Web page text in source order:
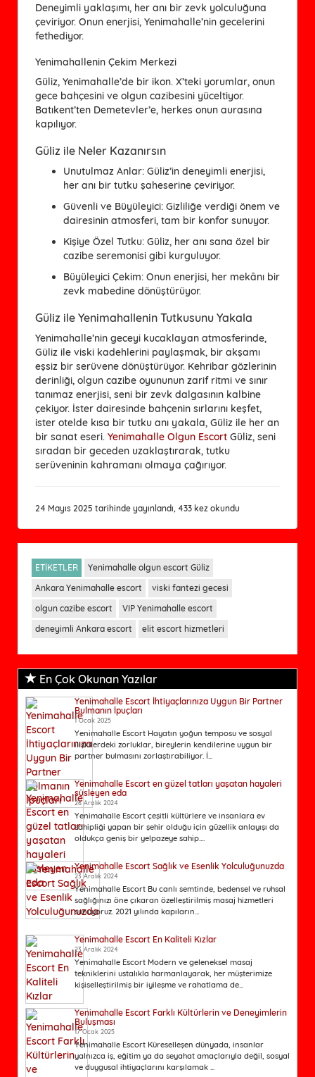
Deneyimli yaklaşımı, her anı bir zevk yolculuğuna
çeviriyor. Onun enerjisi, Yenimahalle’nin gecelerini
fethediyor.
Yenimahallenin Çekim Merkezi
Güliz, Yenimahalle’de bir ikon. X’teki yorumlar, onun
gece bahçesini ve olgun cazibesini yüceltiyor.
Batıkent’ten Demetevler’e, herkes onun aurasına
kapılıyor.
Güliz ile Neler Kazanırsın
Unutulmaz Anlar: Güliz’in deneyimli enerjisi,
her anı bir tutku şaheserine çeviriyor.
Güvenli ve Büyüleyici: Gizliliğe verdiği önem ve
dairesinin atmosferi, tam bir konfor sunuyor.
Kişiye Özel Tutku: Güliz, her anı sana özel bir
cazibe seremonisi gibi kurguluyor.
Büyüleyici Çekim: Onun enerjisi, her mekânı bir
zevk mabedine dönüştürüyor.
Güliz ile Yenimahallenin Tutkusunu Yakala
Yenimahalle’nin geceyi kucaklayan atmosferinde,
Güliz ile viski kadehlerini paylaşmak, bir akşamı
eşsiz bir serüvene dönüştürüyor. Kehribar gözlerinin
derinliği, olgun cazibe oyununun zarif ritmi ve sınır
tanımaz enerjisi, seni bir zevk dalgasının kalbine
çekiyor. İster dairesinde bahçenin sırlarını keşfet,
ister otelde kısa bir tutku anı yakala, Güliz ile her an
bir sanat eseri. Yenimahalle Olgun Escort Güliz, seni
sıradan bir geceden uzaklaştırarak, tutku
serüveninin kahramanı olmaya çağırıyor.
24 Mayıs 2025 tarihinde yayınlandı, 433 kez okundu
ETİKETLER
Yenimahalle olgun escort Güliz
Ankara Yenimahalle escort
viski fantezi gecesi
olgun cazibe escort
VIP Yenimahalle escort
deneyimli Ankara escort
elit escort hizmetleri
En Çok Okunan Yazılar
Yenimahalle Escort İhtiyaçlarınıza Uygun Bir Partner
Bulmanın İpuçları
1 Ocak 2025
Yenimahalle Escort Hayatın yoğun temposu ve sosyal
ilişkilerdeki zorluklar, bireylerin kendilerine uygun bir
partner bulmasını zorlaştırabiliyor. İ...
Yenimahalle Escort en güzel tatları yaşatan hayaleri
süsleyen eda
26 Aralık 2024
Yenimahalle Escort çeşitli kültürlere ve insanlara ev
sahipliği yapan bir şehir olduğu için güzellik anlayışı da
oldukça geniş bir yelpazeye sahip....
Yenimahalle Escort Sağlık ve Esenlik Yolculuğunuzda
23 Aralık 2024
Yenimahalle Escort Bu canlı semtinde, bedensel ve ruhsal
sağlığınızı öne çıkaran özelleştirilmiş masaj hizmetleri
sunuyoruz. 2021 yılında kapıların...
Yenimahalle Escort En Kaliteli Kızlar
23 Aralık 2024
Yenimahalle Escort Modern ve geleneksel masaj
tekniklerini ustalıkla harmanlayarak, her müşterimize
kişiselleştirilmiş bir iyileşme ve rahatlama de...
Yenimahalle Escort Farklı Kültürlerin ve Deneyimlerin
Buluşması
17 Ocak 2025
Yenimahalle Escort Küreselleşen dünyada, insanlar
yalnızca iş, eğitim ya da seyahat amaçlarıyla değil, sosyal
ve duygusal ihtiyaçlarını karşılamak ...